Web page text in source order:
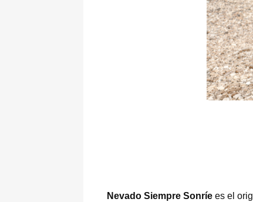
Nevado Siempre Sonríe es el